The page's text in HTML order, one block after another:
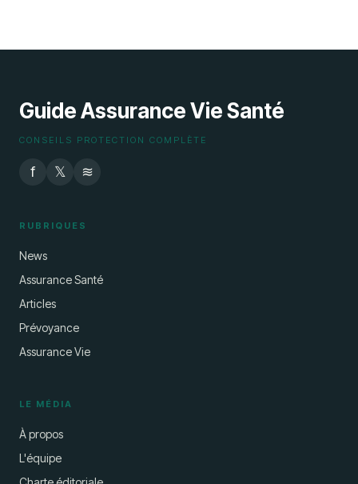
Guide Assurance Vie Santé
CONSEILS PROTECTION COMPLÈTE
f 𝕏 ≋
RUBRIQUES
News
Assurance Santé
Articles
Prévoyance
Assurance Vie
LE MÉDIA
À propos
L'équipe